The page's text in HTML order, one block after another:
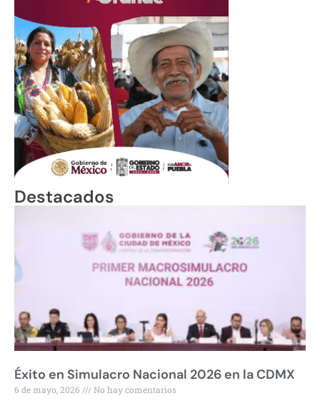
Destacados
Éxito en Simulacro Nacional 2026 en la CDMX
6 de mayo, 2026 No hay comentarios